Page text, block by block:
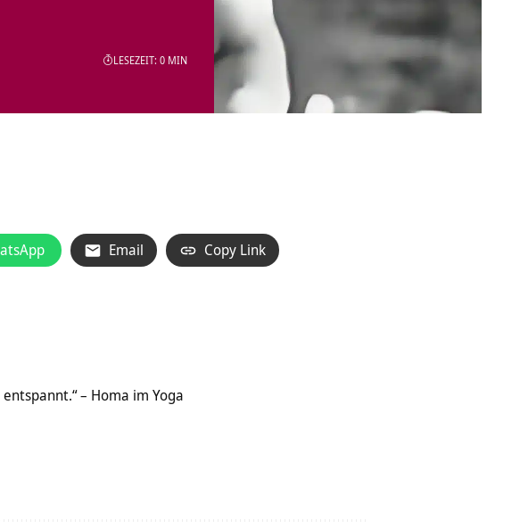
LESEZEIT: 0 MIN
Email Copy Link
– Homa im Yoga